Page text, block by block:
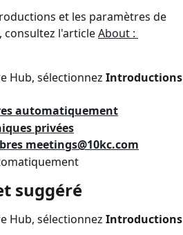
et les paramètres de
consultez l'article About :
Hub, sélectionnez Introductions
automatiquement
privées
meetings@10kc.com
suggéré
Hub, sélectionnez Introductions